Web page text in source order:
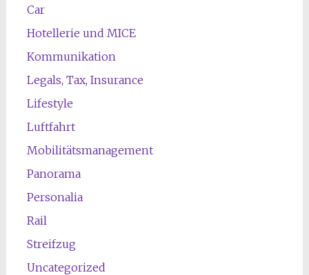
Car
Hotellerie und MICE
Kommunikation
Legals, Tax, Insurance
Lifestyle
Luftfahrt
Mobilitätsmanagement
Panorama
Personalia
Rail
Streifzug
Uncategorized